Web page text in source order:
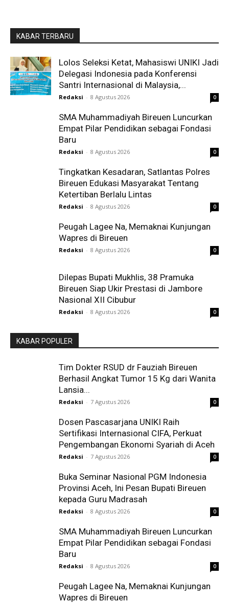
KABAR TERBARU
Lolos Seleksi Ketat, Mahasiswi UNIKI Jadi
Delegasi Indonesia pada Konferensi
Santri Internasional di Malaysia,...
Redaksi - 8 Agustus 2026 0
SMA Muhammadiyah Bireuen Luncurkan
Empat Pilar Pendidikan sebagai Fondasi
Baru
Redaksi - 8 Agustus 2026 0
Tingkatkan Kesadaran, Satlantas Polres
Bireuen Edukasi Masyarakat Tentang
Ketertiban Berlalu Lintas
Redaksi - 8 Agustus 2026 0
Peugah Lagee Na, Memaknai Kunjungan
Wapres di Bireuen
Redaksi - 8 Agustus 2026 0
Dilepas Bupati Mukhlis, 38 Pramuka
Bireuen Siap Ukir Prestasi di Jambore
Nasional XII Cibubur
Redaksi - 8 Agustus 2026 0
KABAR POPULER
Tim Dokter RSUD dr Fauziah Bireuen
Berhasil Angkat Tumor 15 Kg dari Wanita
Lansia...
Redaksi - 7 Agustus 2026 0
Dosen Pascasarjana UNIKI Raih
Sertifikasi Internasional CIFA, Perkuat
Pengembangan Ekonomi Syariah di Aceh
Redaksi - 7 Agustus 2026 0
Buka Seminar Nasional PGM Indonesia
Provinsi Aceh, Ini Pesan Bupati Bireuen
kepada Guru Madrasah
Redaksi - 8 Agustus 2026 0
SMA Muhammadiyah Bireuen Luncurkan
Empat Pilar Pendidikan sebagai Fondasi
Baru
Redaksi - 8 Agustus 2026 0
Peugah Lagee Na, Memaknai Kunjungan
Wapres di Bireuen